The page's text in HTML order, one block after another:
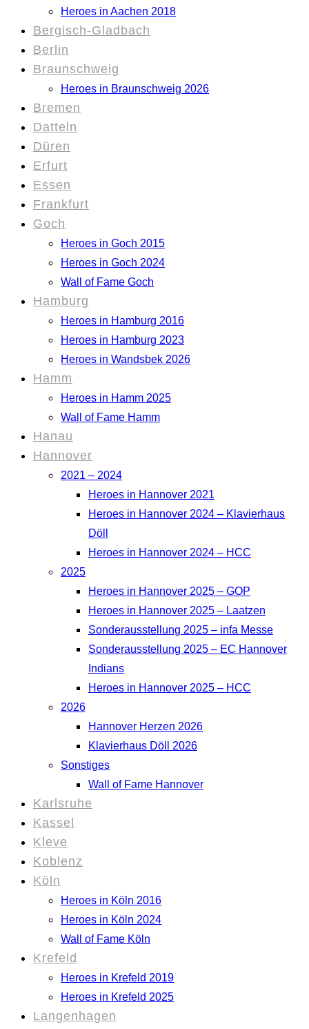
Heroes in Aachen 2018
Bergisch-Gladbach
Berlin
Braunschweig
Heroes in Braunschweig 2026
Bremen
Datteln
Düren
Erfurt
Essen
Frankfurt
Goch
Heroes in Goch 2015
Heroes in Goch 2024
Wall of Fame Goch
Hamburg
Heroes in Hamburg 2016
Heroes in Hamburg 2023
Heroes in Wandsbek 2026
Hamm
Heroes in Hamm 2025
Wall of Fame Hamm
Hanau
Hannover
2021 – 2024
Heroes in Hannover 2021
Heroes in Hannover 2024 – Klavierhaus
Döll
Heroes in Hannover 2024 – HCC
2025
Heroes in Hannover 2025 – GOP
Heroes in Hannover 2025 – Laatzen
Sonderausstellung 2025 – infa Messe
Sonderausstellung 2025 – EC Hannover
Indians
Heroes in Hannover 2025 – HCC
2026
Hannover Herzen 2026
Klavierhaus Döll 2026
Sonstiges
Wall of Fame Hannover
Karlsruhe
Kassel
Kleve
Koblenz
Köln
Heroes in Köln 2016
Heroes in Köln 2024
Wall of Fame Köln
Krefeld
Heroes in Krefeld 2019
Heroes in Krefeld 2025
Langenhagen